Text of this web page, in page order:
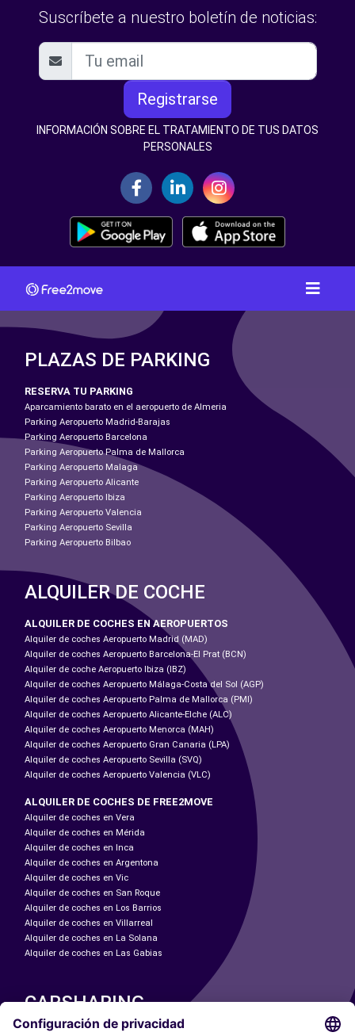
Suscríbete a nuestro boletín de noticias:
Registrarse
INFORMACIÓN SOBRE EL TRATAMIENTO DE TUS DATOS
PERSONALES
PLAZAS DE PARKING
RESERVA TU PARKING
Aparcamiento barato en el aeropuerto de Almeria
Parking Aeropuerto Madrid-Barajas
Parking Aeropuerto Barcelona
Parking Aeropuerto Palma de Mallorca
Parking Aeropuerto Malaga
Parking Aeropuerto Alicante
Parking Aeropuerto Ibiza
Parking Aeropuerto Valencia
Parking Aeropuerto Sevilla
Parking Aeropuerto Bilbao
ALQUILER DE COCHE
ALQUILER DE COCHES EN AEROPUERTOS
Alquiler de coches Aeropuerto Madrid (MAD)
Alquiler de coches Aeropuerto Barcelona-El Prat (BCN)
Alquiler de coche Aeropuerto Ibiza (IBZ)
Alquiler de coches Aeropuerto Málaga-Costa del Sol (AGP)
Alquiler de coches Aeropuerto Palma de Mallorca (PMI)
Alquiler de coches Aeropuerto Alicante-Elche (ALC)
Alquiler de coches Aeropuerto Menorca (MAH)
Alquiler de coches Aeropuerto Gran Canaria (LPA)
Alquiler de coches Aeropuerto Sevilla (SVQ)
Alquiler de coches Aeropuerto Valencia (VLC)
ALQUILER DE COCHES DE FREE2MOVE
Alquiler de coches en Vera
Alquiler de coches en Mérida
Alquiler de coches en Inca
Alquiler de coches en Argentona
Alquiler de coches en Vic
Alquiler de coches en San Roque
Alquiler de coches en Los Barrios
Alquiler de coches en Villarreal
Alquiler de coches en La Solana
Alquiler de coches en Las Gabias
CARSHARING